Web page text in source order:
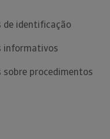
de identificação
informativos
sobre procedimentos